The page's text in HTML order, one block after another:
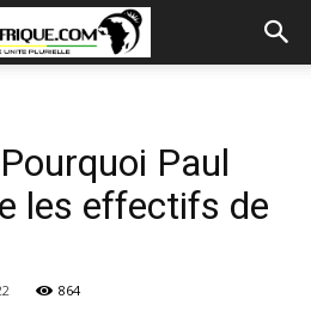
Paul
les effectifs de
864